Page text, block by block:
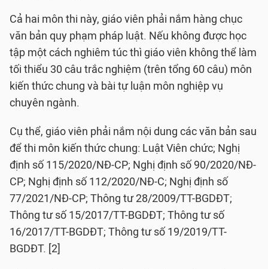
Cả hai môn thi này, giáo viên phải nắm hàng chục
văn bản quy phạm pháp luật. Nếu không được học
tập một cách nghiêm túc thì giáo viên không thể làm
tối thiểu 30 câu trắc nghiệm (trên tổng 60 câu) môn
kiến thức chung và bài tự luận môn nghiệp vụ
chuyên ngành.
Cụ thể, giáo viên phải nắm nội dung các văn bản sau
để thi môn kiến thức chung: Luật Viên chức; Nghị
định số 115/2020/NĐ-CP; Nghị định số 90/2020/NĐ-
CP; Nghị định số 112/2020/NĐ-C; Nghị định số
77/2021/NĐ-CP; Thông tư 28/2009/TT-BGDĐT;
Thông tư số 15/2017/TT-BGDĐT; Thông tư số
16/2017/TT-BGDĐT; Thông tư số 19/2019/TT-
BGDĐT. [2]